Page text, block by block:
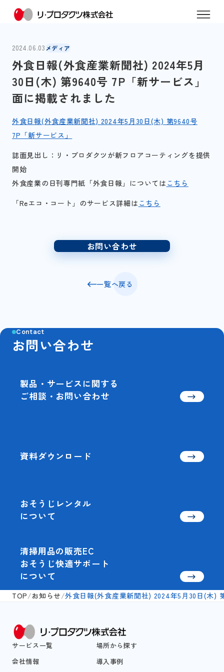
2024.06.03メディア
外食日報(外食産業新聞社) 2024年5月
30日(木) 第9640号 7P「新サービス」
面に掲載されました
外食日報(外食産業新聞社) 2024年5月30日(木) 第9640号
7P「新サービス」
誌面見出し：リ・プロダクツが新フロアコーティングを提供
開始
外食産業の日刊専門紙「外食日報」については こちら
「Reエコ・コート」のサービス詳細は こちら
お問い合わせ
一覧へ戻る
Contact
お問い合わせ
製品・サービスに関する
ご相談・お問い合わせ
資料ダウンロード
おそうじレンタル
について
清掃用品の販売EC
おそうじ快適サポート
について
TOP/お知らせ/外食日報(外食産業新聞社) 2024年5月30日(木)
サービス一覧
場所から探す
会社情報
導入事例